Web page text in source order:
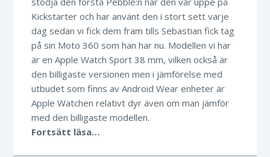
Kickstarter och har använt den i stort sett varje
dag sedan vi fick dem fram tills Sebastian fick tag
på sin Moto 360 som han har nu. Modellen vi har
är en Apple Watch Sport 38 mm, vilken också är
den billigaste versionen men i jämförelse med
utbudet som finns av Android Wear enheter är
Apple Watchen relativt dyr även om man jämför
med den billigaste modellen.
Fortsätt läsa…